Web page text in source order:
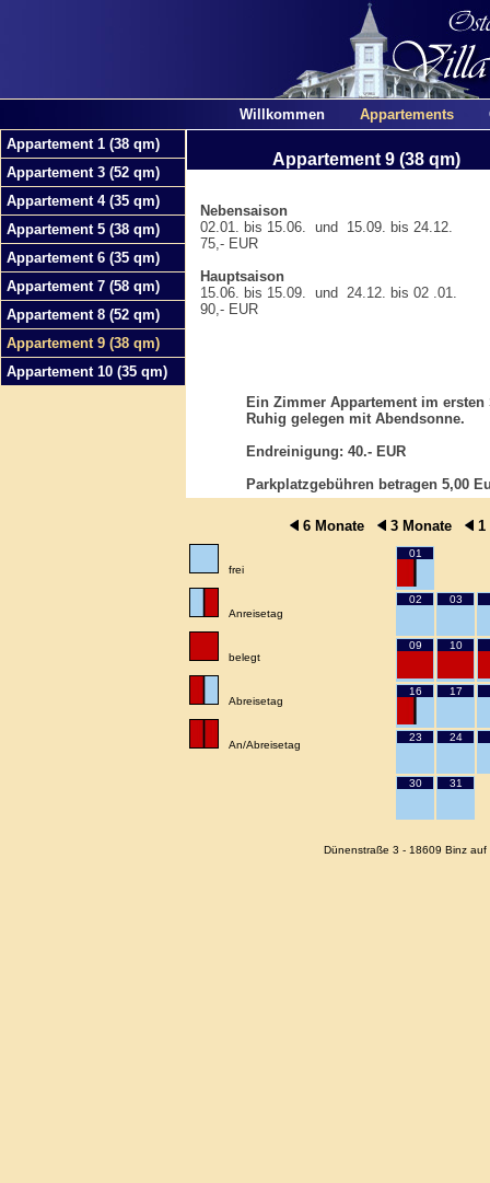
Willkommen Appartements
Appartement 1 (38 qm)
Appartement 3 (52 qm)
Appartement 4 (35 qm)
Appartement 5 (38 qm)
Appartement 6 (35 qm)
Appartement 7 (58 qm)
Appartement 8 (52 qm)
Appartement 9 (38 qm)
Appartement 10 (35 qm)
Appartement 9 (38 qm)
Nebensaison
02.01. bis 15.06. und 15.09. bis 24.12.
75,- EUR
Hauptsaison
15.06. bis 15.09. und 24.12. bis 02 .01.
90,- EUR
Ein Zimmer Appartement im
Ruhig gelegen mit Abendsonne.
Endreinigung: 40.- EUR
Parkplatzgebühren betragen 5,00
6 Monate 3 Monate 1
frei
Anreisetag
belegt
Abreisetag
An/Abreisetag
01
02 03
09 10
16 17
23 24
30 31
Dünenstraße 3 - 18609 Binz